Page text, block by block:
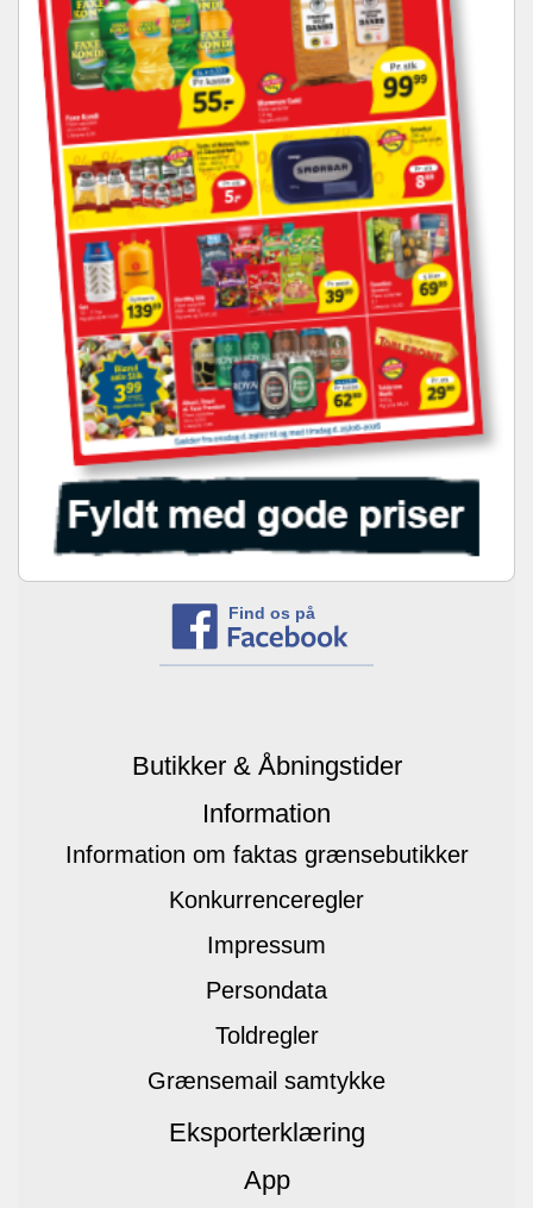
Find os på
Butikker & Åbningstider
Information
Information om faktas grænsebutikker
Konkurrenceregler
Impressum
Persondata
Toldregler
Grænsemail samtykke
Eksporterklæring
App